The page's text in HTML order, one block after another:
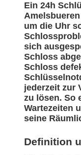
Ein 24h
um die Uhr
sich
Schloss
Schloss
jederzeit zur
zu lösen. So
Wartezeiten
seine
Definition